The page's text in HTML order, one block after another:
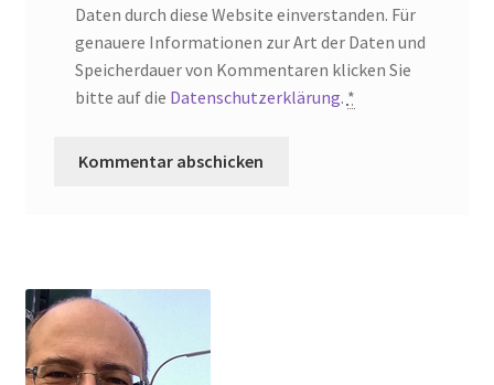
Daten durch diese Website einverstanden. Für
genauere Informationen zur Art der Daten und
Speicherdauer von Kommentaren klicken Sie
bitte auf die Datenschutzerklärung. *